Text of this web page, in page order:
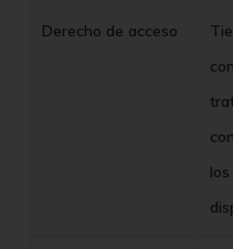
Derecho de acceso